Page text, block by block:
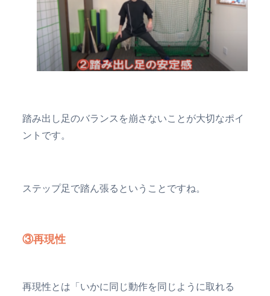
踏み出し足のバランスを崩さないことが大切なポイ
ントです。
ステップ足で踏ん張るということですね。
③再現性
再現性とは「いかに同じ動作を同じように取れる